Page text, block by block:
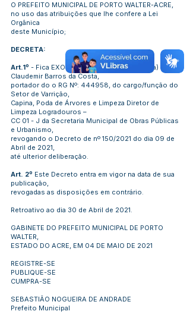
O PREFEITO MUNICIPAL DE PORTO WALTER-ACRE,
no uso das atribuições que lhe confere a Lei
Orgânica
deste Município;
DECRETA:
Art.1º - Fica EXONERADO (A), o (a) senhor (a)
Claudemir Barros da Costa,
portador do o RG Nº: 444958, do cargo/função do
Setor de Varrição,
Capina, Poda de Árvores e Limpeza Diretor de
Limpeza Logradouros –
CC 01 - J da Secretaria Municipal de Obras Públicas
e Urbanismo,
revogando o Decreto de nº 150/2021 do dia 09 de
Abril de 2021,
até ulterior deliberação.
Art. 2º Este Decreto entra em vigor na data de sua
publicação,
revogadas as disposições em contrário.
Retroativo ao dia 30 de Abril de 2021.
GABINETE DO PREFEITO MUNICIPAL DE PORTO
WALTER,
ESTADO DO ACRE, EM 04 DE MAIO DE 2021
REGISTRE-SE
PUBLIQUE-SE
CUMPRA-SE
SEBASTIÃO NOGUEIRA DE ANDRADE
Prefeito Municipal